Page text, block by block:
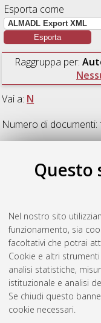
Questo
Nel nostro sito
funzionamento, sia
facoltativi che potrai
Cookie e altri
analisi statistiche,
istituzionale e analisi
Se chiudi questo
cookie necessari.
Esporta come
Raggruppa per:
Vai a: N
Numero di documenti:
behavioral and neural
Mater Studiorum
Psicologia, 33 Ciclo.
Questa lista e'
Atom